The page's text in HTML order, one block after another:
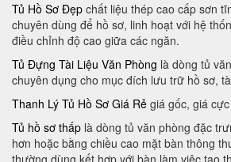
Tủ Hồ Sơ Đẹp chất liệu thép cao cấp sơn
chuyên dùng để hồ sơ, linh hoạt với hệ
điều chỉnh độ cao giữa các ngăn.
Tủ Đựng Tài Liệu Văn Phòng là dòng tủ
chuyên dụng cho mục đích lưu trữ hồ sơ,
Thanh Lý Tủ Hồ Sơ Giá Rẻ giá gốc, giá
Tủ hồ sơ thấp là dòng tủ văn phòng đặc
hơn hoặc bằng chiều cao mặt bàn thông
thường dùng kết hợp với bàn làm việc tạo